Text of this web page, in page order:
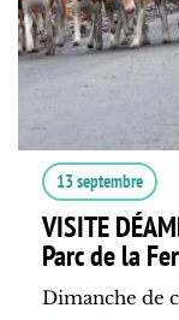
13 septembre
VISITE
Parc de la
Dimanche de